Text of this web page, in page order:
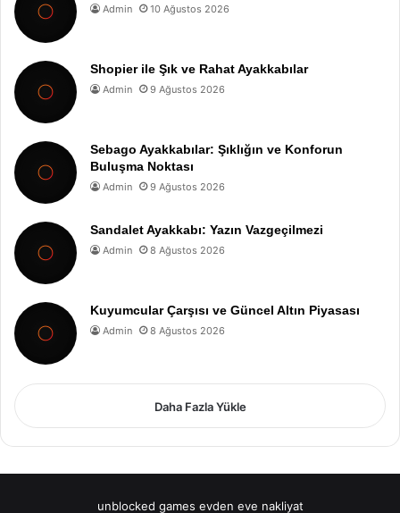
Admin 10 Ağustos 2026
Shopier ile Şık ve Rahat Ayakkabılar
Admin 9 Ağustos 2026
Sebago Ayakkabılar: Şıklığın ve Konforun
Buluşma Noktası
Admin 9 Ağustos 2026
Sandalet Ayakkabı: Yazın Vazgeçilmezi
Admin 8 Ağustos 2026
Kuyumcular Çarşısı ve Güncel Altın Piyasası
Admin 8 Ağustos 2026
Daha Fazla Yükle
unblocked games evden eve nakliyat